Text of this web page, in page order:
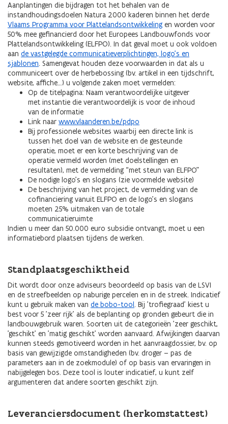
Aanplantingen die bijdragen tot het behalen van de
instandhoudingsdoelen Natura 2000 kaderen binnen het derde
Vlaams Programma voor Plattelandsontwikkeling en worden voor
50% mee gefinancierd door het Europees Landbouwfonds voor
Plattelandsontwikkeling (ELFPO). In dat geval moet u ook voldoen
aan de vastgelegde communicatieverplichtingen, logo's en
sjablonen. Samengevat houden deze voorwaarden in dat als u
communiceert over de herbebossing (bv. artikel in een tijdschrift,
website, affiche…) u volgende zaken moet vermelden:
Op de titelpagina: Naam verantwoordelijke uitgever
met instantie die verantwoordelijk is voor de inhoud
van de informatie
Link naar www.vlaanderen.be/pdpo
Bij professionele websites waarbij een directe link is
tussen het doel van de website en de gesteunde
operatie, moet er een korte beschrijving van de
operatie vermeld worden (met doelstellingen en
resultaten), met de vermelding “met steun van ELFPO”
De nodige logo’s en slogans (zie voormelde website)
De beschrijving van het project, de vermelding van de
cofinanciering vanuit ELFPO en de logo’s en slogans
moeten 25% uitmaken van de totale
communicatieruimte
Indien u meer dan 50.000 euro subsidie ontvangt, moet u een
informatiebord plaatsen tijdens de werken.
Standplaatsgeschiktheid
Dit wordt door onze adviseurs beoordeeld op basis van de LSVI
en de streefbeelden op naburige percelen en in de streek. Indicatief
kunt u gebruik maken van de bobo-tool. Bij 'trofiegraad' kiest u
best voor 5 'zeer rijk' als de beplanting op gronden gebeurt die in
landbouwgebruik waren. Soorten uit de categorieën 'zeer geschikt,
'geschikt' en 'matig geschikt' worden aanvaard. Afwijkingen daarvan
kunnen steeds gemotiveerd worden in het aanvraagdossier, bv. op
basis van gewijzigde omstandigheden (bv. droger – pas de
parameters aan in de zoekmodule) of op basis van ervaringen in
nabijgelegen bos. Deze tool is louter indicatief, u kunt zelf
argumenteren dat andere soorten geschikt zijn.
Leveranciersdocument (herkomstattest)